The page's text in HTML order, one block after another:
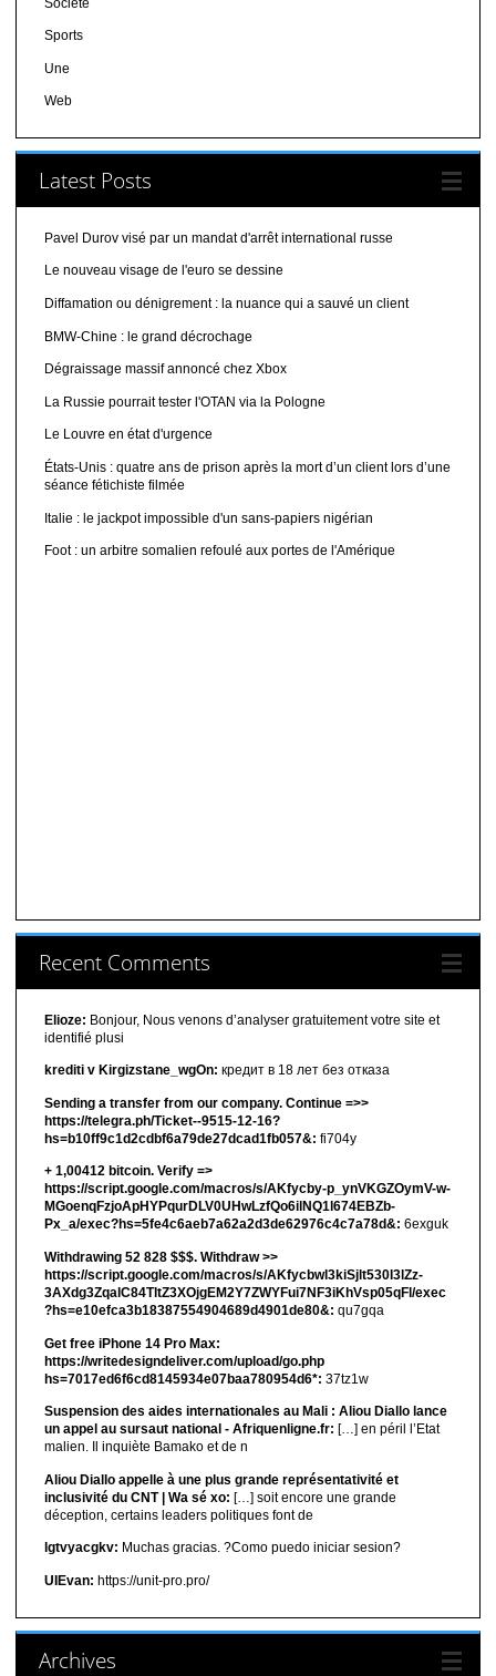
Sports
Une
Web
Latest Posts
Pavel Durov visé par un mandat d'arrêt international russe
Le nouveau visage de l'euro se dessine
Diffamation ou dénigrement : la nuance qui a sauvé un client
BMW-Chine : le grand décrochage
Dégraissage massif annoncé chez Xbox
La Russie pourrait tester l'OTAN via la Pologne
Le Louvre en état d'urgence
États-Unis : quatre ans de prison après la mort d’un client lors d’une
séance fétichiste filmée
Italie : le jackpot impossible d'un sans-papiers nigérian
Foot : un arbitre somalien refoulé aux portes de l'Amérique
Recent Comments
Elioze: Bonjour, Nous venons d’analyser gratuitement votre site et
identifié plusi
krediti v Kirgizstane_wgOn: кредит в 18 лет без отказа
Sending a transfer from our company. Continue =>>
https://telegra.ph/Ticket--9515-12-16?
hs=b10ff9c1d2cdbf6a79de27dcad1fb057&: fi704y
+ 1,00412 bitсоin. Verify =>
https://script.google.com/macros/s/AKfycby-p_ynVKGZOymV-w-
MGoenqFzjoApHYPqurDLV0UHwLzfQo6ilNQ1l674EBZb-
Px_a/exec?hs=5fe4c6aeb7a62a2d3de62976c4c7a78d&: 6exguk
Withdrawing 52 828 $$$. Withdrаw >>
https://script.google.com/macros/s/AKfycbwl3kiSjlt530I3lZz-
3AXdg3ZqalC84TltZ3XOjgEM2Y7ZWYFui7NF3iKhVsp05qFl/exec
?hs=e10efca3b18387554904689d4901de80&: qu7gqa
Get free iPhone 14 Pro Max:
https://writedesigndeliver.com/upload/go.php
hs=7017ed6f6cd8145934e07baa780954d6*: 37tz1w
Suspension des aides internationales au Mali : Aliou Diallo lance
un appel au sursaut national - Afriquenligne.fr: […] en péril l’Etat
malien. Il inquiète Bamako et de n
Aliou Diallo appelle à une plus grande représentativité et
inclusivité du CNT | Wa sé xo: […] soit encore une grande
déception, certains leaders politiques font de
lgtvyacgkv: Muchas gracias. ?Como puedo iniciar sesion?
UIEvan: https://unit-pro.pro/
Archives